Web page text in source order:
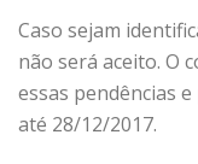
Caso sejam
não será aceito. O
essas pendências
até 28/12/2017.